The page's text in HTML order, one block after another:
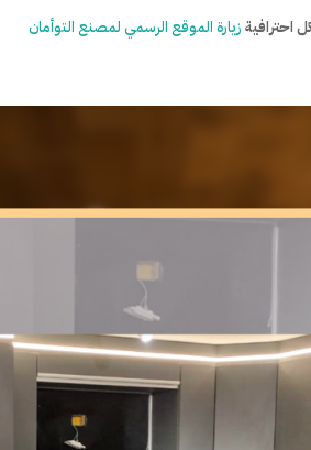
زيارة الموقع الرسمي لمصنع التوأمان